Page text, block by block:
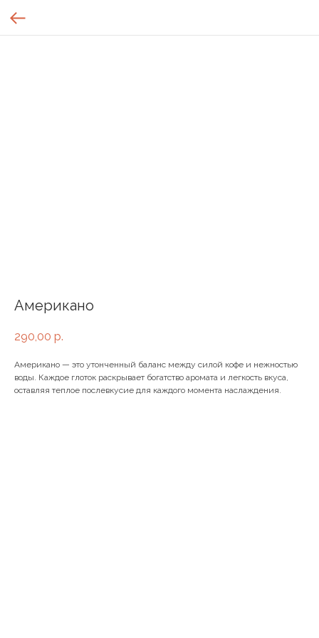
Американо
290,00 р.
Американо — это утонченный баланс между силой кофе и нежностью
воды. Каждое глоток раскрывает богатство аромата и легкость вкуса,
оставляя теплое послевкусие для каждого момента наслаждения.